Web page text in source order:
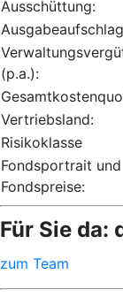
Ausschüttung:
(p.a.):
Vertriebsland:
Risikoklasse
Fondsportrait und
Fondspreise:
Für Sie da:
zum Team